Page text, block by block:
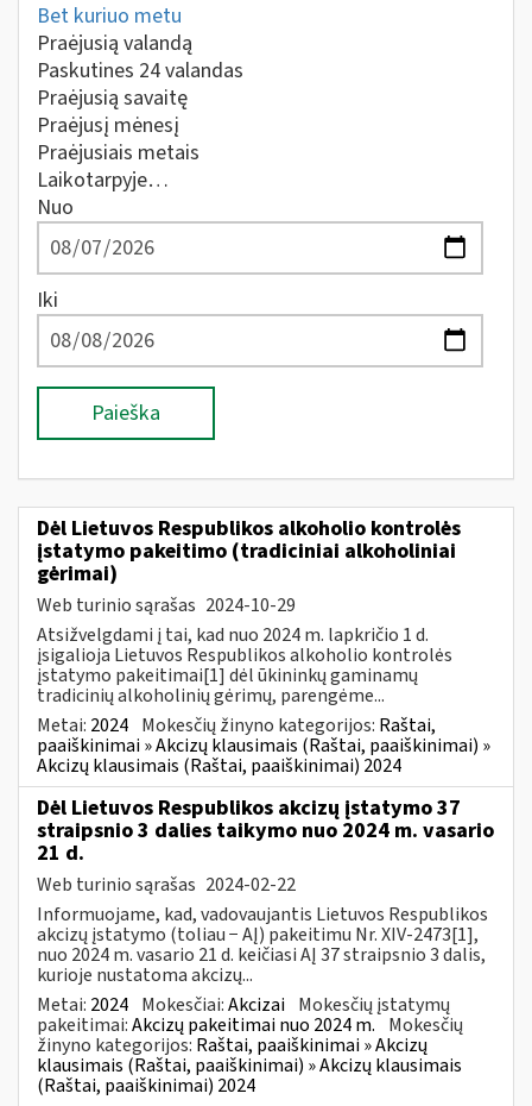
Bet kuriuo metu
Praėjusią valandą
Paskutines 24 valandas
Praėjusią savaitę
Praėjusį mėnesį
Praėjusiais metais
Laikotarpyje…
Nuo
Iki
Paieška
Dėl Lietuvos Respublikos alkoholio kontrolės
įstatymo pakeitimo (tradiciniai alkoholiniai
gėrimai)
Web turinio sąrašas 2024-10-29
Atsižvelgdami į tai, kad nuo 2024 m. lapkričio 1 d.
įsigalioja Lietuvos Respublikos alkoholio kontrolės
įstatymo pakeitimai[1] dėl ūkininkų gaminamų
tradicinių alkoholinių gėrimų, parengėme...
Metai: 2024 Mokesčių žinyno kategorijos: Raštai,
paaiškinimai » Akcizų klausimais (Raštai, paaiškinimai) »
Akcizų klausimais (Raštai, paaiškinimai) 2024
Dėl Lietuvos Respublikos akcizų įstatymo 37
straipsnio 3 dalies taikymo nuo 2024 m. vasario
21 d.
Web turinio sąrašas 2024-02-22
Informuojame, kad, vadovaujantis Lietuvos Respublikos
akcizų įstatymo (toliau − AĮ) pakeitimu Nr. XIV-2473[1],
nuo 2024 m. vasario 21 d. keičiasi AĮ 37 straipsnio 3 dalis,
kurioje nustatoma akcizų...
Metai: 2024 Mokesčiai:Akcizai Mokesčių įstatymų
pakeitimai:Akcizų pakeitimai nuo 2024 m. Mokesčių
žinyno kategorijos: Raštai, paaiškinimai » Akcizų
klausimais (Raštai, paaiškinimai) » Akcizų klausimais
(Raštai, paaiškinimai) 2024